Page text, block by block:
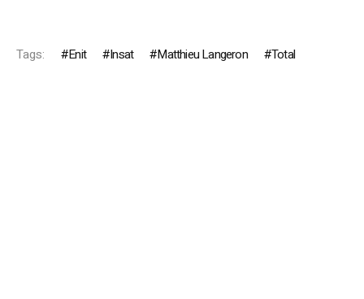
Tags: Enit Insat Matthieu Langeron Total